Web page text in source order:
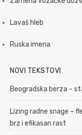
Lavaš hleb
Ruska imena
NOVI TEKSTOVI
Beogradska berza –
Lizing radne snage –
brz i efikasan rast